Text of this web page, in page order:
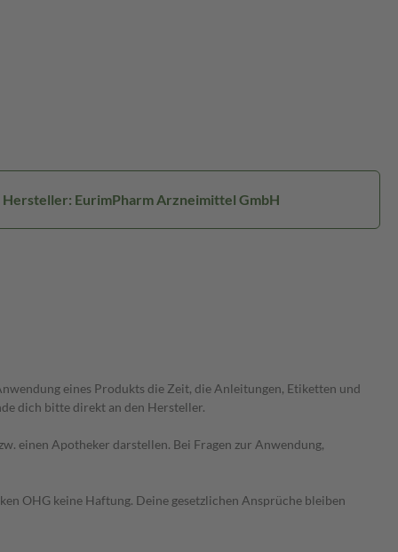
Hersteller: EurimPharm Arzneimittel GmbH
eines Produkts die Zeit, die Anleitungen, Etiketten und
dich bitte direkt an den Hersteller.
einen Apotheker darstellen. Bei Fragen zur Anwendung,
OHG keine Haftung. Deine gesetzlichen Ansprüche bleiben